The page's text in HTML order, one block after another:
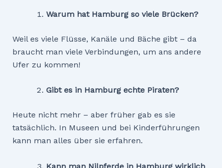
Warum hat Hamburg so viele Brücken?
Weil es viele Flüsse, Kanäle und Bäche gibt – da
braucht man viele Verbindungen, um ans andere
Ufer zu kommen!
Gibt es in Hamburg echte Piraten?
Heute nicht mehr – aber früher gab es sie
tatsächlich. In Museen und bei Kinderführungen
kann man alles über sie erfahren.